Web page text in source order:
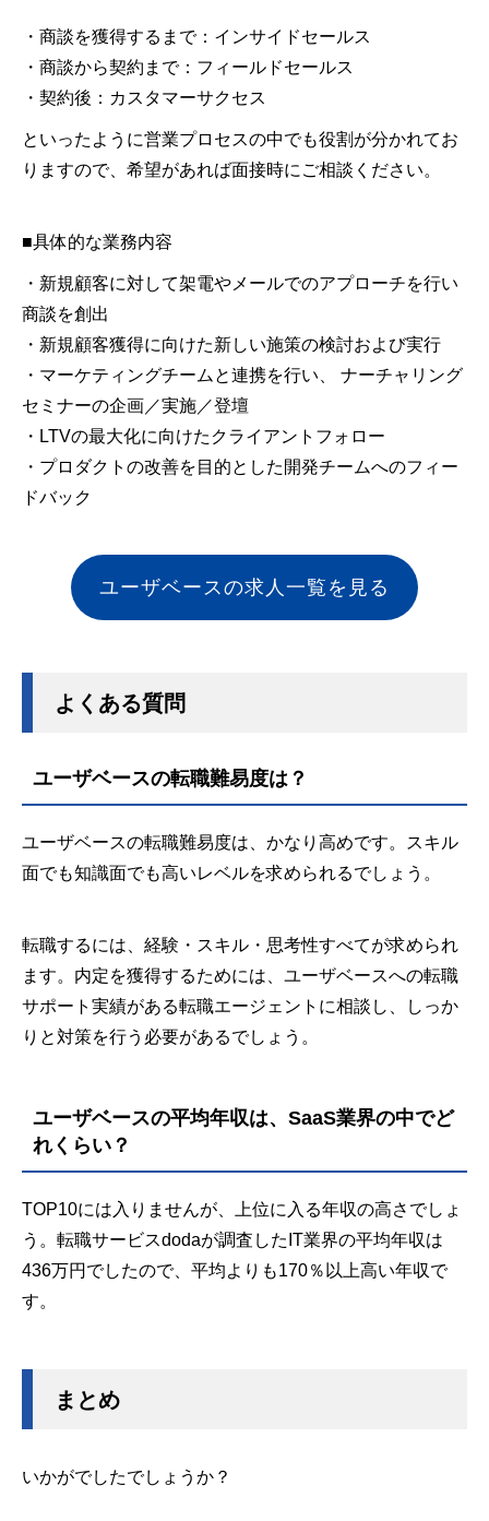
・商談を獲得するまで：インサイドセールス
・商談から契約まで：フィールドセールス
・契約後：カスタマーサクセス
といったように営業プロセスの中でも役割が分かれてお
りますので、希望があれば面接時にご相談ください。
■具体的な業務内容
・新規顧客に対して架電やメールでのアプローチを行い
商談を創出
・新規顧客獲得に向けた新しい施策の検討および実行
・マーケティングチームと連携を行い、 ナーチャリング
セミナーの企画／実施／登壇
・LTVの最大化に向けたクライアントフォロー
・プロダクトの改善を目的とした開発チームへのフィー
ドバック
ユーザベースの求人一覧を見る
よくある質問
ユーザベースの転職難易度は？
ユーザベースの転職難易度は、かなり高めです。スキル
面でも知識面でも高いレベルを求められるでしょう。
転職するには、経験・スキル・思考性すべてが求められ
ます。内定を獲得するためには、ユーザベースへの転職
サポート実績がある転職エージェントに相談し、しっか
りと対策を行う必要があるでしょう。
ユーザベースの平均年収は、SaaS業界の中でど
れくらい？
TOP10には入りませんが、上位に入る年収の高さでしょ
う。転職サービスdodaが調査したIT業界の平均年収は
436万円でしたので、平均よりも170％以上高い年収で
す。
まとめ
いかがでしたでしょうか？